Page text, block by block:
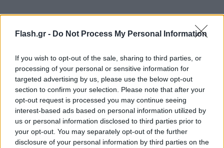
Flash.gr - Do Not Process My Personal Information
If you wish to opt-out of the sale, sharing to third parties, or
processing of your personal or sensitive information for
targeted advertising by us, please use the below opt-out
section to confirm your selection. Please note that after your
opt-out request is processed you may continue seeing
interest-based ads based on personal information utilized by
us or personal information disclosed to third parties prior to
your opt-out. You may separately opt-out of the further
disclosure of your personal information by third parties on the